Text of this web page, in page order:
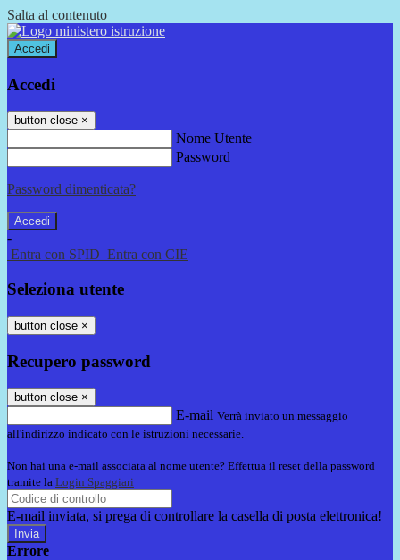
Salta al contenuto
Accedi
Accedi
button close ×
Nome Utente
Password
Password dimenticata?
-
Entra con SPID Entra con CIE
Seleziona utente
button close ×
Recupero password
button close ×
E-mail Verrà inviato un messaggio
all'indirizzo indicato con le istruzioni necessarie.
Non hai una e-mail associata al nome utente? Effettua il reset della password
tramite la Login Spaggiari
E-mail inviata, si prega di controllare la casella di posta elettronica!
Errore